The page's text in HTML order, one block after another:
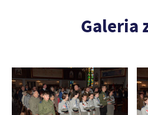
Galeria